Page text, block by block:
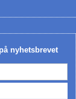
nyhetsbrevet